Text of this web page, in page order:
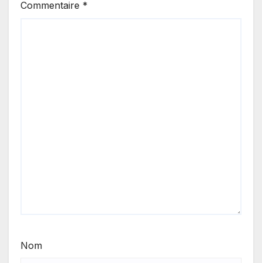
Commentaire *
Nom